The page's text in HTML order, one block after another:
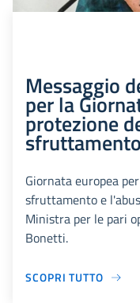
Messaggio
per la
protezione
Giornata europea
sfruttamento e
Ministra per le pari
Bonetti.
SCOPRI TUTTO